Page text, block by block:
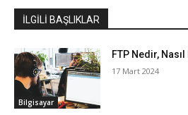
İLGİLİ BAŞLIKLAR
Bilgisayar
FTP Nedir, Nasıl
17 Mart 2024